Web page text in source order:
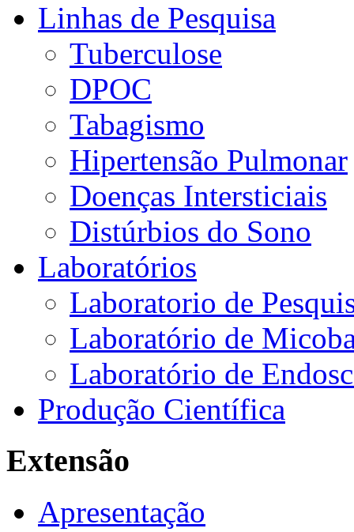
Linhas de Pesquisa
Tuberculose
DPOC
Tabagismo
Hipertensão Pulmonar
Doenças Intersticiais
Distúrbios do Sono
Laboratórios
Laboratorio de
Laboratório de
Laboratório de
Produção Científica
Extensão
Apresentação